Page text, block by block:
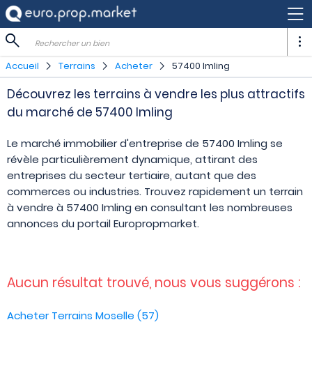
Rechercher un bien
Accueil Terrains Acheter 57400 Imling
Découvrez les terrains à vendre les plus attractifs
du marché de 57400 Imling
Le marché immobilier d'entreprise de 57400 Imling se
révèle particulièrement dynamique, attirant des
entreprises du secteur tertiaire, autant que des
commerces ou industries. Trouvez rapidement un terrain
à vendre à 57400 Imling en consultant les nombreuses
annonces du portail Europropmarket.
Aucun résultat trouvé, nous vous suggérons :
Acheter Terrains Moselle (57)